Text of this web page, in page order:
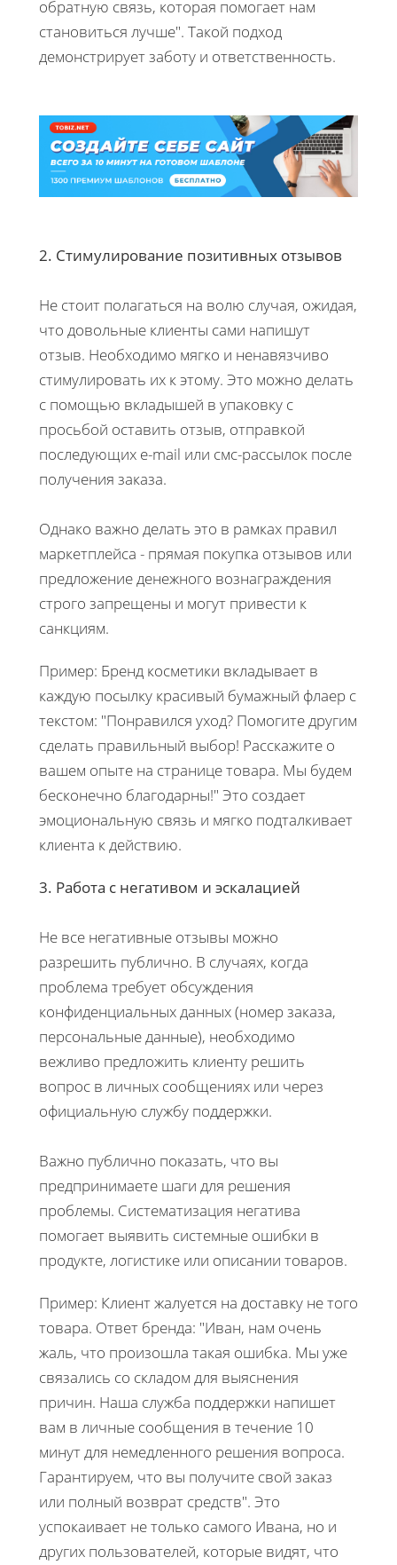
обратную связь, которая помогает нам
становиться лучше". Такой подход
демонстрирует заботу и ответственность.
2. Стимулирование позитивных отзывов
Не стоит полагаться на волю случая, ожидая,
что довольные клиенты сами напишут
отзыв. Необходимо мягко и ненавязчиво
стимулировать их к этому. Это можно делать
с помощью вкладышей в упаковку с
просьбой оставить отзыв, отправкой
последующих e-mail или смс-рассылок после
получения заказа.
Однако важно делать это в рамках правил
маркетплейса - прямая покупка отзывов или
предложение денежного вознаграждения
строго запрещены и могут привести к
санкциям.
Пример: Бренд косметики вкладывает в
каждую посылку красивый бумажный флаер с
текстом: "Понравился уход? Помогите другим
сделать правильный выбор! Расскажите о
вашем опыте на странице товара. Мы будем
бесконечно благодарны!" Это создает
эмоциональную связь и мягко подталкивает
клиента к действию.
3. Работа с негативом и эскалацией
Не все негативные отзывы можно
разрешить публично. В случаях, когда
проблема требует обсуждения
конфиденциальных данных (номер заказа,
персональные данные), необходимо
вежливо предложить клиенту решить
вопрос в личных сообщениях или через
официальную службу поддержки.
Важно публично показать, что вы
предпринимаете шаги для решения
проблемы. Систематизация негатива
помогает выявить системные ошибки в
продукте, логистике или описании товаров.
Пример: Клиент жалуется на доставку не того
товара. Ответ бренда: "Иван, нам очень
жаль, что произошла такая ошибка. Мы уже
связались со складом для выяснения
причин. Наша служба поддержки напишет
вам в личные сообщения в течение 10
минут для немедленного решения вопроса.
Гарантируем, что вы получите свой заказ
или полный возврат средств". Это
успокаивает не только самого Ивана, но и
других пользователей, которые видят, что